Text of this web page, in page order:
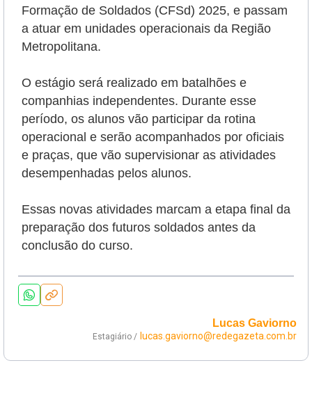
Formação de Soldados (CFSd) 2025, e passam
a atuar em unidades operacionais da Região
Metropolitana.
O estágio será realizado em batalhões e
companhias independentes. Durante esse
período, os alunos vão participar da rotina
operacional e serão acompanhados por oficiais
e praças, que vão supervisionar as atividades
desempenhadas pelos alunos.
Essas novas atividades marcam a etapa final da
preparação dos futuros soldados antes da
conclusão do curso.
Lucas Gaviorno
Estagiário / lucas.gaviorno@redegazeta.com.br